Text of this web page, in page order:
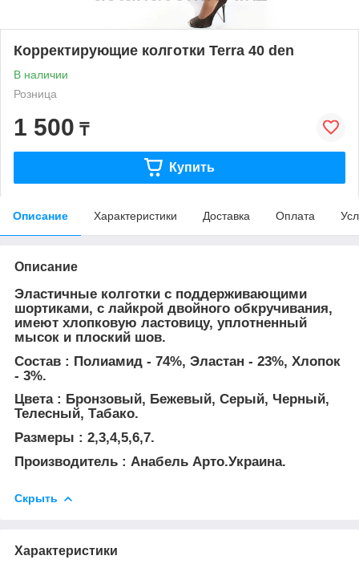
Корректирующие колготки Terra 40 den
В наличии
Розница
1 500 ₸
Купить
Описание Характеристики Доставка Оплата
Описание
Эластичные колготки с поддерживающими
шортиками, с лайкрой двойного обкручивания,
имеют хлопковую ластовицу, уплотненный
мысок и плоский шов.
Состав : Полиамид - 74%, Эластан - 23%, Хлопок
- 3%.
Цвета : Бронзовый, Бежевый, Серый, Черный,
Телесный, Табако.
Размеры : 2,3,4,5,6,7.
Производитель : Анабель Арто.Украина.
Скрыть
Характеристики